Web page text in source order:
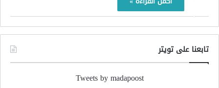
تابعنا على تويتر
Tweets by madapoost